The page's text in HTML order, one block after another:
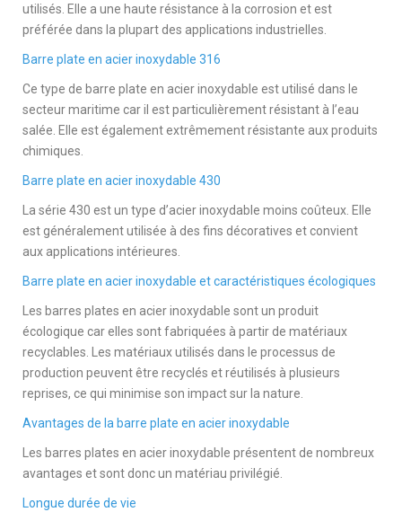
utilisés. Elle a une haute résistance à la corrosion et est
préférée dans la plupart des applications industrielles.
Barre plate en acier inoxydable 316
Ce type de barre plate en acier inoxydable est utilisé dans le
secteur maritime car il est particulièrement résistant à l’eau
salée. Elle est également extrêmement résistante aux produits
chimiques.
Barre plate en acier inoxydable 430
La série 430 est un type d’acier inoxydable moins coûteux. Elle
est généralement utilisée à des fins décoratives et convient
aux applications intérieures.
Barre plate en acier inoxydable et caractéristiques écologiques
Les barres plates en acier inoxydable sont un produit
écologique car elles sont fabriquées à partir de matériaux
recyclables. Les matériaux utilisés dans le processus de
production peuvent être recyclés et réutilisés à plusieurs
reprises, ce qui minimise son impact sur la nature.
Avantages de la barre plate en acier inoxydable
Les barres plates en acier inoxydable présentent de nombreux
avantages et sont donc un matériau privilégié.
Longue durée de vie